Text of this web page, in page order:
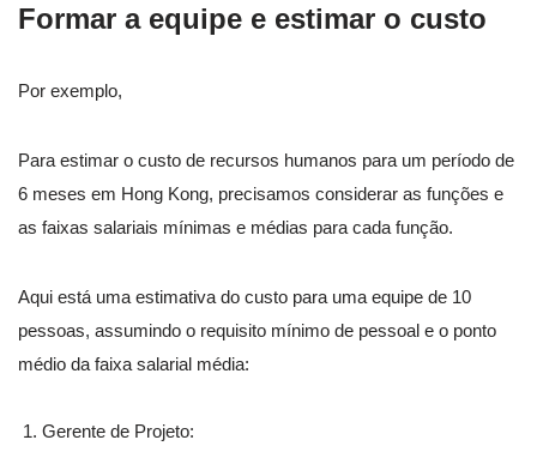
Formar a equipe e estimar o custo
Por exemplo,
Para estimar o custo de recursos humanos para um período de
6 meses em Hong Kong, precisamos considerar as funções e
as faixas salariais mínimas e médias para cada função.
Aqui está uma estimativa do custo para uma equipe de 10
pessoas, assumindo o requisito mínimo de pessoal e o ponto
médio da faixa salarial média:
Gerente de Projeto: